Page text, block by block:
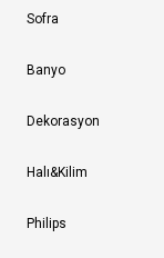
Sofra
Banyo
Dekorasyon
Halı&Kilim
Philips